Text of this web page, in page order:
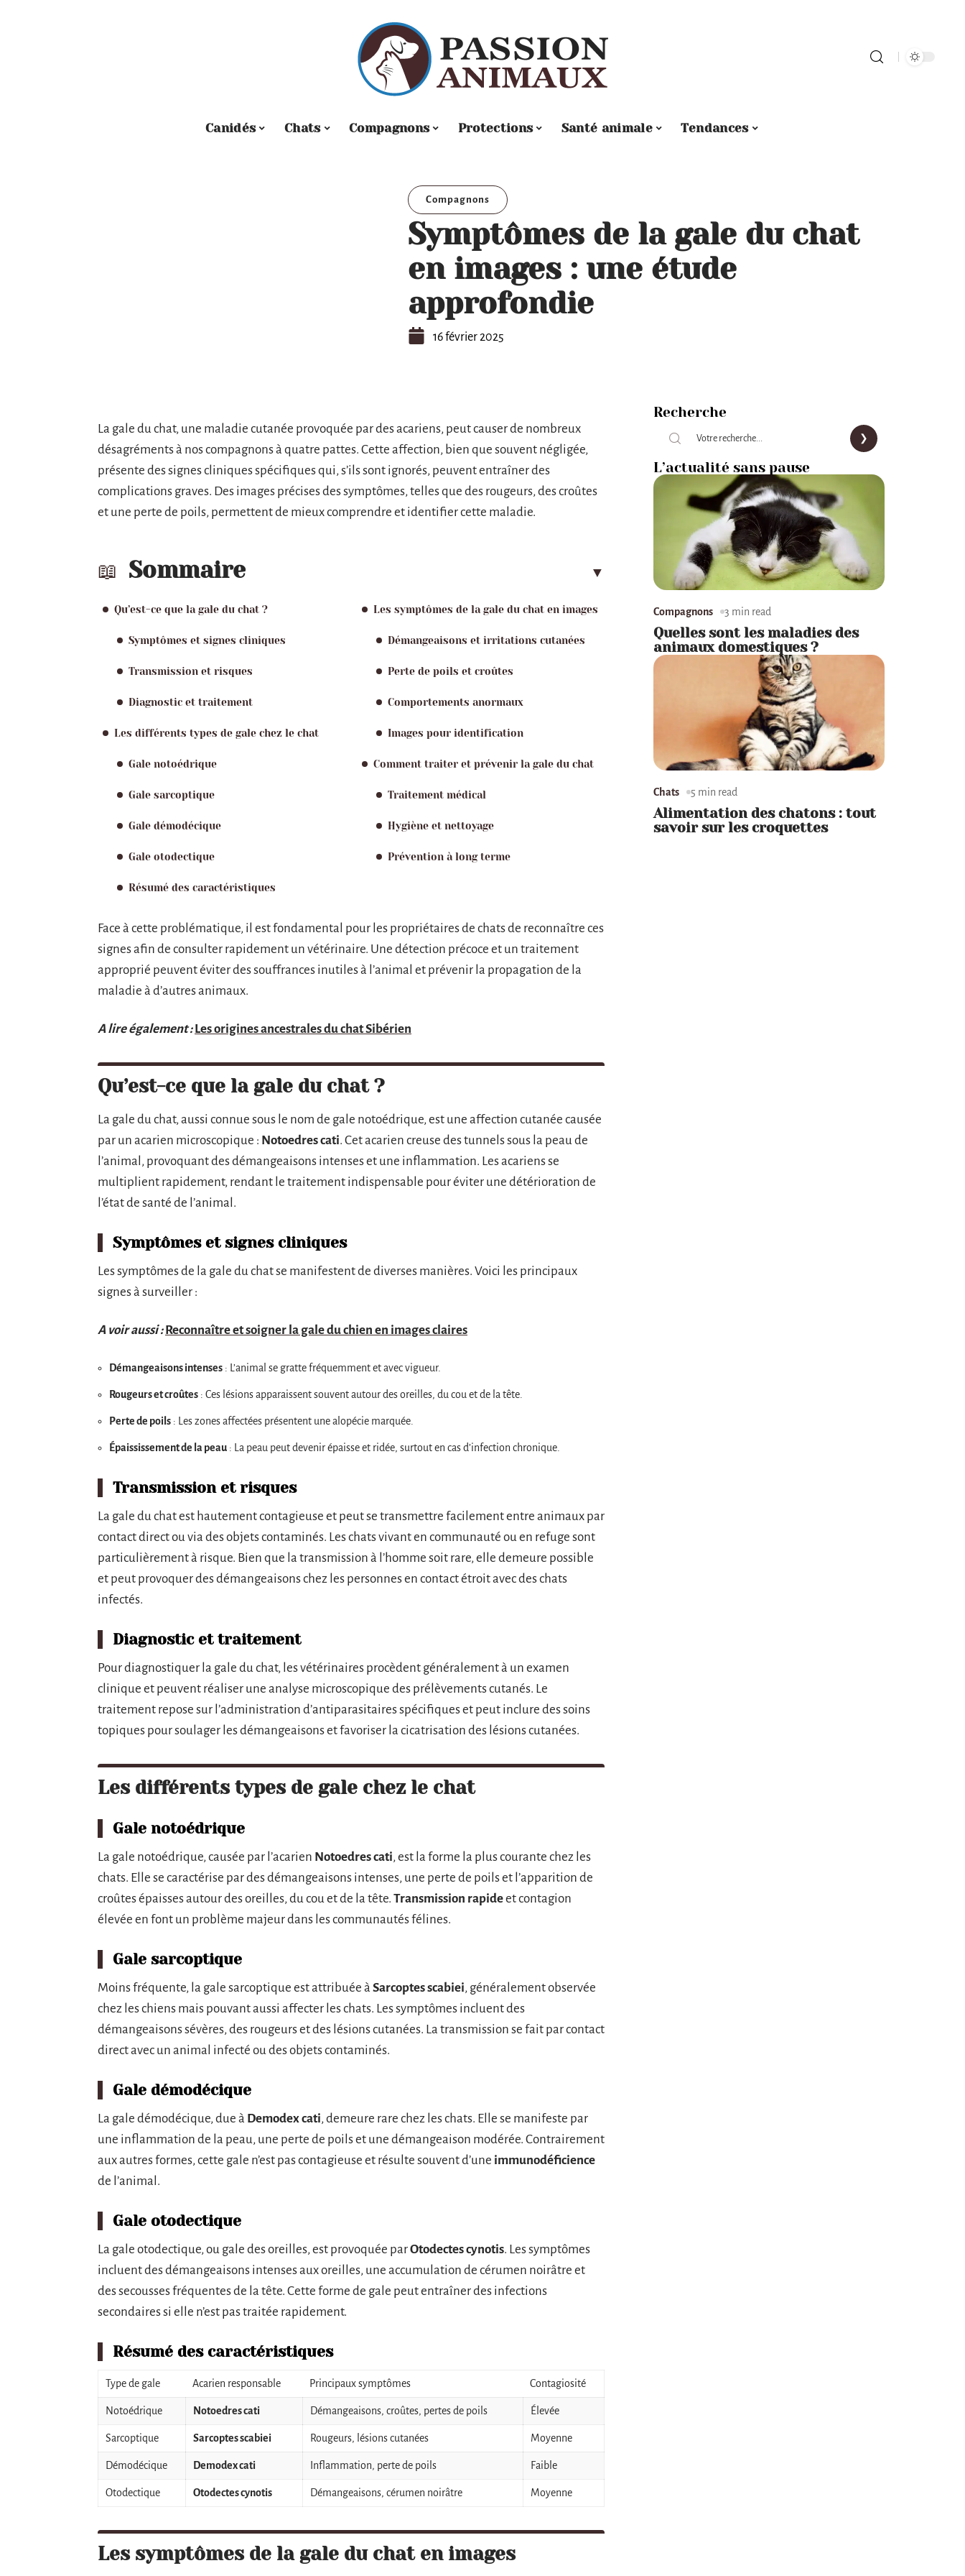
Canidés Chats Compagnons Protections Santé animale Tendances
Compagnons
Symptômes de la gale du chat
en images : une étude
approfondie
16 février 2025
La gale du chat, une maladie cutanée provoquée par des acariens, peut causer de nombreux
désagréments à nos compagnons à quatre pattes. Cette affection, bien que souvent négligée,
présente des signes cliniques spécifiques qui, s’ils sont ignorés, peuvent entraîner des
complications graves. Des images précises des symptômes, telles que des rougeurs, des croûtes
et une perte de poils, permettent de mieux comprendre et identifier cette maladie.
Sommaire
Qu’est-ce que la gale du chat ?
Symptômes et signes cliniques
Transmission et risques
Diagnostic et traitement
Les différents types de gale chez le chat
Gale notoédrique
Gale sarcoptique
Gale démodécique
Gale otodectique
Résumé des caractéristiques
Les symptômes de la gale du chat en images
Démangeaisons et irritations cutanées
Perte de poils et croûtes
Comportements anormaux
Images pour identification
Comment traiter et prévenir la gale du chat
Traitement médical
Hygiène et nettoyage
Prévention à long terme
Face à cette problématique, il est fondamental pour les propriétaires de chats de reconnaître ces
signes afin de consulter rapidement un vétérinaire. Une détection précoce et un traitement
approprié peuvent éviter des souffrances inutiles à l’animal et prévenir la propagation de la
maladie à d’autres animaux.
A lire également : Les origines ancestrales du chat Sibérien
Qu’est-ce que la gale du chat ?
La gale du chat, aussi connue sous le nom de gale notoédrique, est une affection cutanée causée
par un acarien microscopique : Notoedres cati. Cet acarien creuse des tunnels sous la peau de
l’animal, provoquant des démangeaisons intenses et une inflammation. Les acariens se
multiplient rapidement, rendant le traitement indispensable pour éviter une détérioration de
l’état de santé de l’animal.
Symptômes et signes cliniques
Les symptômes de la gale du chat se manifestent de diverses manières. Voici les principaux
signes à surveiller :
A voir aussi : Reconnaître et soigner la gale du chien en images claires
Démangeaisons intenses : L’animal se gratte fréquemment et avec vigueur.
Rougeurs et croûtes : Ces lésions apparaissent souvent autour des oreilles, du cou et de la tête.
Perte de poils : Les zones affectées présentent une alopécie marquée.
Épaississement de la peau : La peau peut devenir épaisse et ridée, surtout en cas d’infection chronique.
Transmission et risques
La gale du chat est hautement contagieuse et peut se transmettre facilement entre animaux par
contact direct ou via des objets contaminés. Les chats vivant en communauté ou en refuge sont
particulièrement à risque. Bien que la transmission à l’homme soit rare, elle demeure possible
et peut provoquer des démangeaisons chez les personnes en contact étroit avec des chats
infectés.
Diagnostic et traitement
Pour diagnostiquer la gale du chat, les vétérinaires procèdent généralement à un examen
clinique et peuvent réaliser une analyse microscopique des prélèvements cutanés. Le
traitement repose sur l’administration d’antiparasitaires spécifiques et peut inclure des soins
topiques pour soulager les démangeaisons et favoriser la cicatrisation des lésions cutanées.
Les différents types de gale chez le chat
Gale notoédrique
La gale notoédrique, causée par l’acarien Notoedres cati, est la forme la plus courante chez les
chats. Elle se caractérise par des démangeaisons intenses, une perte de poils et l’apparition de
croûtes épaisses autour des oreilles, du cou et de la tête. Transmission rapideet contagion
élevée en font un problème majeur dans les communautés félines.
Gale sarcoptique
Moins fréquente, la gale sarcoptique est attribuée à Sarcoptes scabiei, généralement observée
chez les chiens mais pouvant aussi affecter les chats. Les symptômes incluent des
démangeaisons sévères, des rougeurs et des lésions cutanées. La transmission se fait par contact
direct avec un animal infecté ou des objets contaminés.
Gale démodécique
La gale démodécique, due à Demodex cati, demeure rare chez les chats. Elle se manifeste par
une inflammation de la peau, une perte de poils et une démangeaison modérée. Contrairement
aux autres formes, cette gale n’est pas contagieuse et résulte souvent d’une immunodéficience
de l’animal.
Gale otodectique
La gale otodectique, ou gale des oreilles, est provoquée parOtodectes cynotis. Les symptômes
incluent des démangeaisons intenses aux oreilles, une accumulation de cérumen noirâtre et
des secousses fréquentes de la tête. Cette forme de gale peut entraîner des infections
secondaires si elle n’est pas traitée rapidement.
Résumé des caractéristiques
Type de gale Acarien responsable Principaux symptômes Contagiosité
Notoédrique Notoedres cati Démangeaisons, croûtes, pertes de poils Élevée
Sarcoptique Sarcoptes scabiei Rougeurs, lésions cutanées Moyenne
Démodécique Demodex cati Inflammation, perte de poils Faible
Otodectique Otodectes cynotis Démangeaisons, cérumen noirâtre Moyenne
Les symptômes de la gale du chat en images
Recherche
L’actualité sans pause
Compagnons 3 min read
Quelles sont les maladies des
animaux domestiques ?
Chats 5 min read
Alimentation des chatons : tout
savoir sur les croquettes